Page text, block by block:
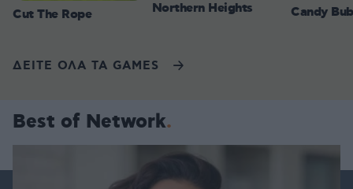
Cut The Rope Northern Heights Candy
ΔΕΙΤΕ ΟΛΑ ΤΑ GAMES
Best of Network